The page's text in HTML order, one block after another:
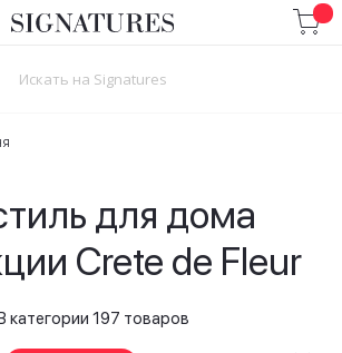
для дома
Crete de Fleur
категории 197 товаров